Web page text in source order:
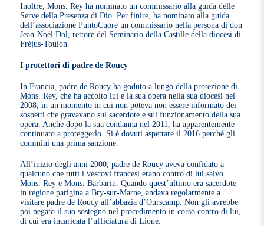
Inoltre, Mons. Rey ha nominato un commissario alla guida delle
Serve della Presenza di Dio. Per finire, ha nominato alla guida
dell’associazione PuntoCuore un commissario nella persona di don
Jean-Noël Dol, rettore del Seminario della Castille della diocesi di
Fréjus-Toulon.
I protettori di padre de Roucy
In Francia, padre de Roucy ha goduto a lungo della protezione di
Mons. Rey, che ha accolto lui e la sua opera nella sua diocesi nel
2008, in un momento in cui non poteva non essere informato dei
sospetti che gravavano sul sacerdote e sul funzionamento della sua
opera. Anche dopo la sua condanna nel 2011, ha apparentemente
continuato a proteggerlo. Si è dovuti aspettare il 2016 perché gli
commini una prima sanzione.
All’inizio degli anni 2000, padre de Roucy aveva confidato a
qualcuno che tutti i vescovi francesi erano contro di lui salvo
Mons. Rey e Mons. Barbarin. Quando quest’ultimo era sacerdote
in regione parigina a Bry-sur-Marne, andava regolarmente a
visitare padre de Roucy all’abbazia d’Ourscamp. Non gli avrebbe
poi negato il suo sostegno nel procedimento in corso contro di lui,
di cui era incaricata l’ufficiatura di Lione.